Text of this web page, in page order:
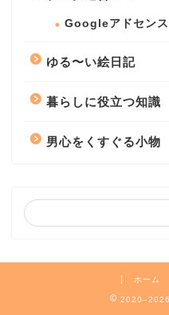
Googleアドセンス
ゆる〜い絵日記
暮らしに役立つ知識
男心をくすぐる小物
ホーム